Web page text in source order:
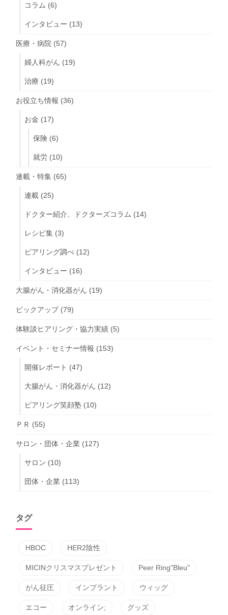
コラム (6)
インタビュー (13)
医療・病院 (57)
婦人科がん (19)
治療 (19)
お役立ち情報 (36)
お金 (17)
保険 (6)
就労 (10)
連載・特集 (65)
連載 (25)
ドクター紹介、ドクターズコラム (14)
レシピ集 (3)
ピアリング調べ (12)
インタビュー (16)
大腸がん・消化器がん (19)
ピックアップ(79)
体験談ヒアリング・協力実績 (5)
イベント・セミナー情報 (153)
開催レポート (47)
大腸がん・消化器がん (12)
ピアリング笑顔塾 (10)
ＰＲ (55)
サロン・団体・企業 (127)
サロン (10)
団体・企業 (113)
タグ
HBOC HER2陰性
MICINクリスマスプレゼント Peer Ring"Bleu"
がん征圧 インプラント ウィッグ
エコー オンライン; グッズ